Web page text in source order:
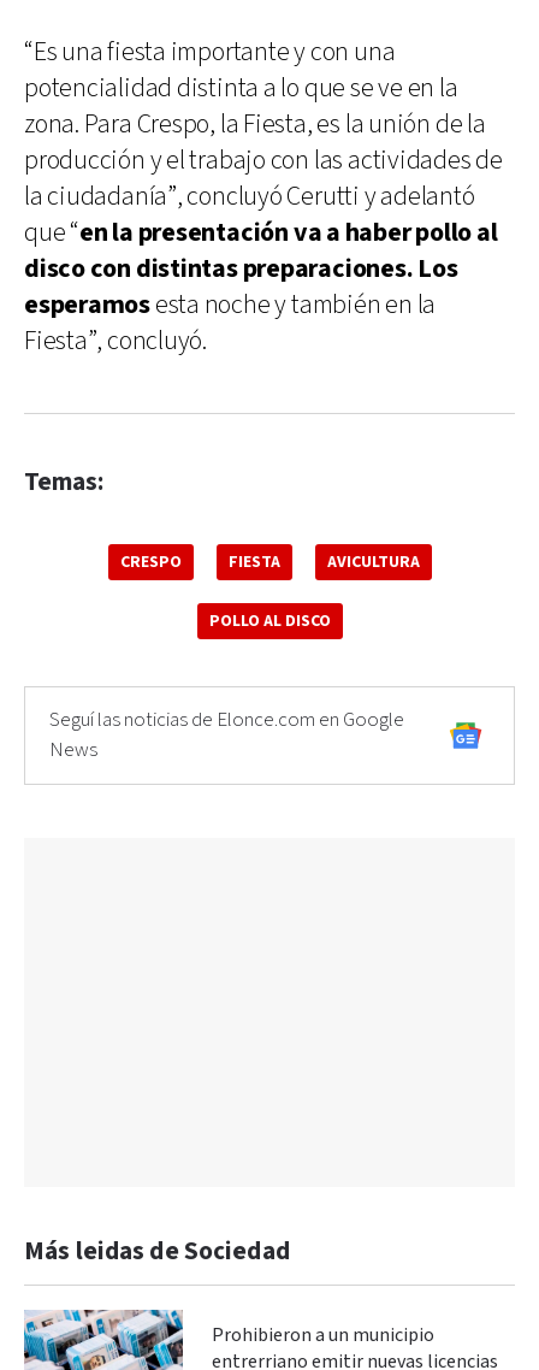
“Es una fiesta importante y con una
potencialidad distinta a lo que se ve en la
zona. Para Crespo, la Fiesta, es la unión de la
producción y el trabajo con las actividades de
la ciudadanía”, concluyó Cerutti y adelantó
que “en la presentación va a haber pollo al
disco con distintas preparaciones. Los
esperamosesta noche y también en la
Fiesta”, concluyó.
Temas:
CRESPO FIESTA AVICULTURA
POLLO AL DISCO
Seguí las noticias de Elonce.com en Google
News
Más leidas de Sociedad
Prohibieron a un municipio
entrerriano emitir nuevas licencias